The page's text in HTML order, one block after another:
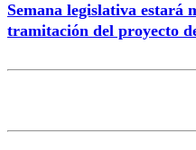
Semana legislativa estará
tramitación del proyecto